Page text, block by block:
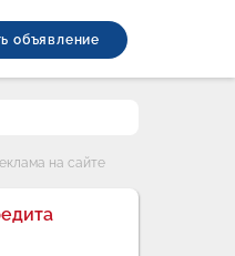
объявление
на сайте